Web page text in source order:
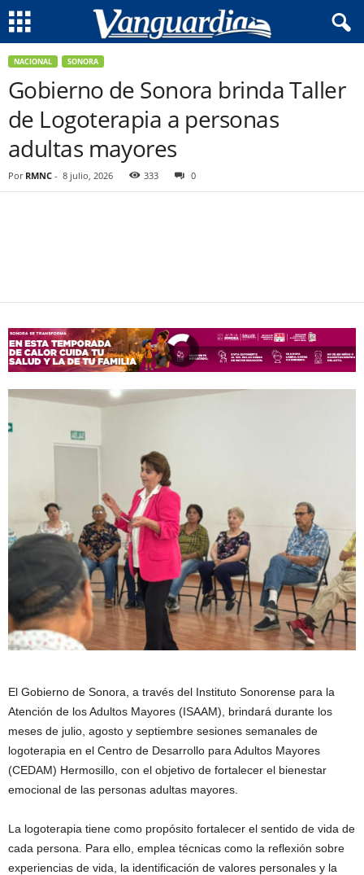
NACIONAL SONORA
Gobierno de Sonora brinda Taller
de Logoterapia a personas
adultas mayores
Por RMNC - 8 julio, 2026 333 0
El Gobierno de Sonora, a través del Instituto Sonorense para la
Atención de los Adultos Mayores (ISAAM), brindará durante los
meses de julio, agosto y septiembre sesiones semanales de
logoterapia en el Centro de Desarrollo para Adultos Mayores
(CEDAM) Hermosillo, con el objetivo de fortalecer el bienestar
emocional de las personas adultas mayores.
La logoterapia tiene como propósito fortalecer el sentido de vida de
cada persona. Para ello, emplea técnicas como la reflexión sobre
experiencias de vida, la identificación de valores personales y la